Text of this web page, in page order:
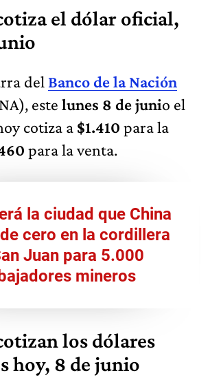
el dólar oficial,
del Banco de la Nación
este lunes 8 de junio el
cotiza a $1.410 para la
para la venta.
la ciudad que China
cero en la cordillera
Juan para 5.000
mineros
los dólares
hoy, 8 de junio